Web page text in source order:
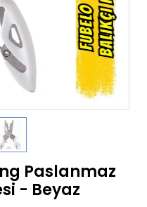
Paslanmaz
- Beyaz